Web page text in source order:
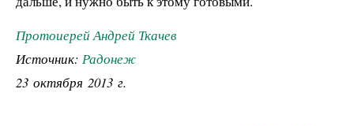
Протоиерей Андрей Ткачев
Источник: Радонеж
23 октября 2013 г.